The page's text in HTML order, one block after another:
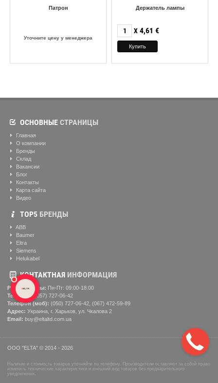
Патрон
Уточните цену у менеджера
Держатель лампы
X 4,61 €
ОСНОВНЫЕ СТРАНИЦЫ
Главная
О компании
Бренды
Склад
Вакансии
Блог
Контакты
Карта сайта
Видео
ТОР5 БРЕНДЫ
ABB
Baumer
Eltra
Siemens
Helukabel
КОНТАКТНАЯ ИНФОРМАЦИЯ
Рабочие часы: Пн-Пт: 09:00-18:00
Телефон: (057) ‎727-06-42
Телефон (моб): (050) 727-06-42, (067) 472-59-89
Адрес: Украина, г. Харьков, ул. Чкалова 2
Email: buy@eltaltd.com.ua
ООО "ELTA" © 2014 - 2026
Наличие и стоимость товаров уточняйте по телефону. Производители оставляют за собой право
изменять технические характеристики и внешний вид товаров без предварительного
уведомления.